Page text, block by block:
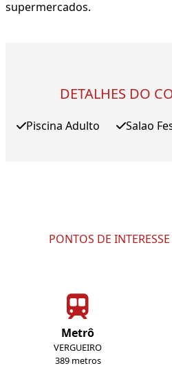
supermercados.
DETALHES DO
Piscina Adulto Salao
PONTOS DE
Metrô
VERGUEIRO
389 metros